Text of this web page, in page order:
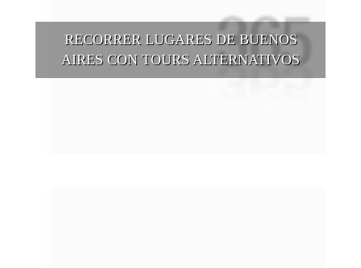
RECORRER LUGARES DE BUENOS
AIRES CON TOURS ALTERNATIVOS